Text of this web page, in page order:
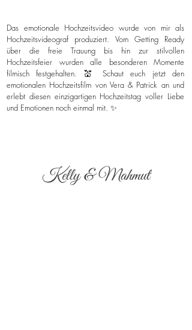
Das emotionale Hochzeitsvideo wurde von mir als
Hochzeitsvideograf produziert. Vom Getting Ready
über die freie Trauung bis hin zur stilvollen
Hochzeitsfeier wurden alle besonderen Momente
filmisch festgehalten. 💒 Schaut euch jetzt den
emotionalen Hochzeitsfilm von Vera & Patrick an und
erlebt diesen einzigartigen Hochzeitstag voller Liebe
und Emotionen noch einmal mit. ✨
Kelly & Mahmut